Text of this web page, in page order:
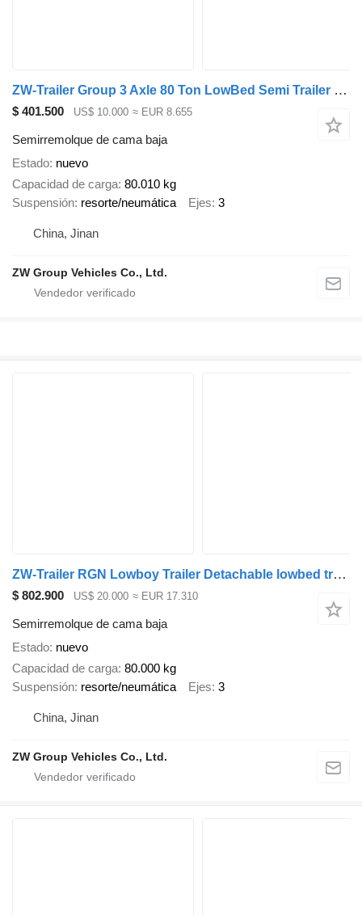
ZW-Trailer Group 3 Axle 80 Ton LowBed Semi Trailer for Mexico
$ 401.500 US$ 10.000 ≈ EUR 8.655
Semirremolque de cama baja
Estado nuevo
Capacidad de carga 80.010 kg
Suspensión resorte/neumática Ejes 3
China, Jinan
ZW Group Vehicles Co., Ltd.
ZW-Trailer RGN Lowboy Trailer Detachable lowbed trailer for Mexico
$ 802.900 US$ 20.000 ≈ EUR 17.310
Semirremolque de cama baja
Estado nuevo
Capacidad de carga 80.000 kg
Suspensión resorte/neumática Ejes 3
China, Jinan
ZW Group Vehicles Co., Ltd.